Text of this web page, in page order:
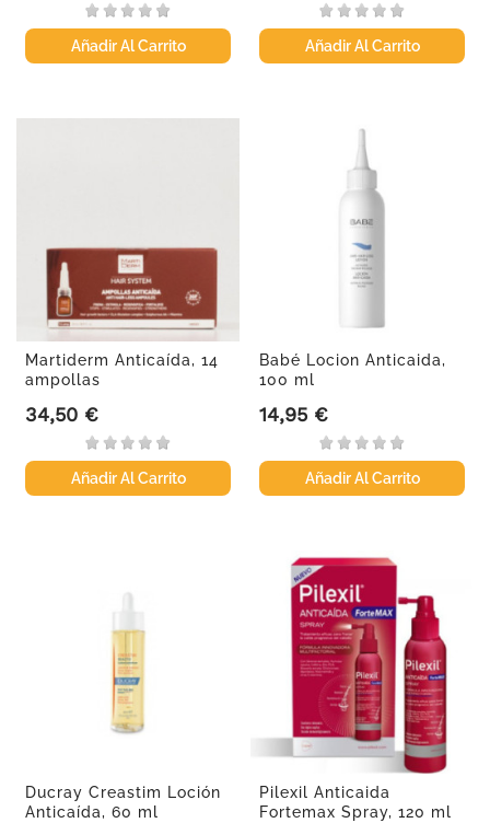
Añadir Al Carrito Añadir Al Carrito
Martiderm Anticaída, 14
ampollas
Precio
34,50 €
Añadir Al Carrito
Babé Locion Anticaida,
100 ml
Precio
14,95 €
Añadir Al Carrito
Ducray Creastim Loción
Anticaída, 60 ml
Pilexil Anticaida
Fortemax Spray, 120 ml